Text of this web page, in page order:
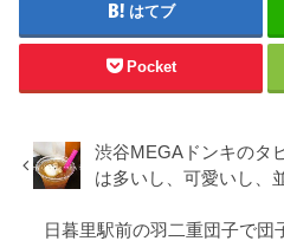
はてブ
Pocket
渋谷MEGAドンキのタ
は多いし、可愛いし、
日暮里駅前の羽二重団子で団